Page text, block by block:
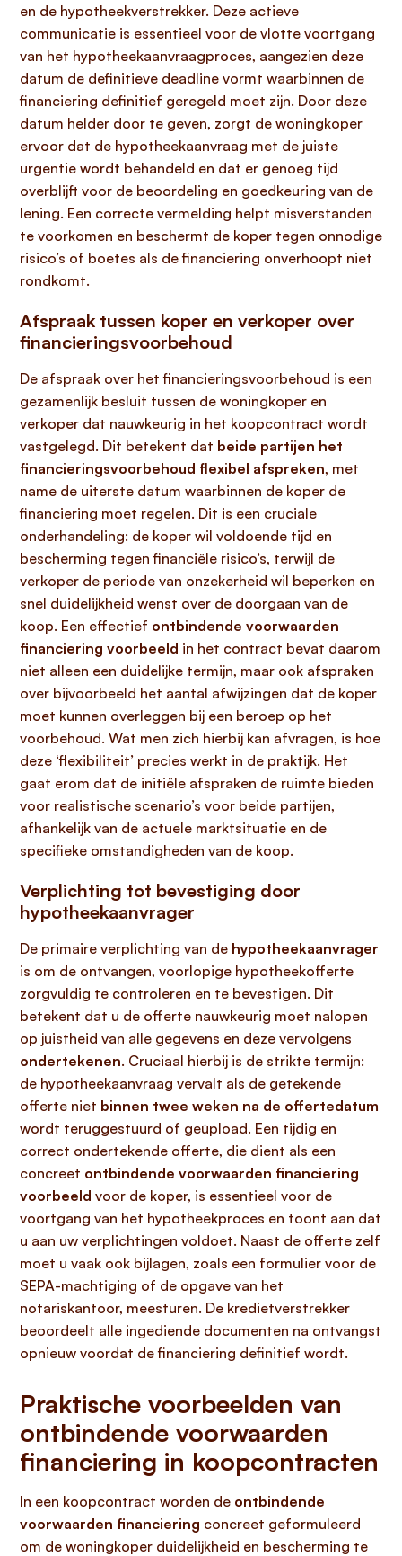
en de hypotheekverstrekker. Deze actieve
communicatie is essentieel voor de vlotte voortgang
van het hypotheekaanvraagproces, aangezien deze
datum de definitieve deadline vormt waarbinnen de
financiering definitief geregeld moet zijn. Door deze
datum helder door te geven, zorgt de woningkoper
ervoor dat de hypotheekaanvraag met de juiste
urgentie wordt behandeld en dat er genoeg tijd
overblijft voor de beoordeling en goedkeuring van de
lening. Een correcte vermelding helpt misverstanden
te voorkomen en beschermt de koper tegen onnodige
risico’s of boetes als de financiering onverhoopt niet
rondkomt.
Afspraak tussen koper en verkoper over
financieringsvoorbehoud
De afspraak over het financieringsvoorbehoud is een
gezamenlijk besluit tussen de woningkoper en
verkoper dat nauwkeurig in het koopcontract wordt
vastgelegd. Dit betekent dat beide partijen het
financieringsvoorbehoud flexibel afspreken, met
name de uiterste datum waarbinnen de koper de
financiering moet regelen. Dit is een cruciale
onderhandeling: de koper wil voldoende tijd en
bescherming tegen financiële risico’s, terwijl de
verkoper de periode van onzekerheid wil beperken en
snel duidelijkheid wenst over de doorgaan van de
koop. Een effectief ontbindende voorwaarden
financiering voorbeeld in het contract bevat daarom
niet alleen een duidelijke termijn, maar ook afspraken
over bijvoorbeeld het aantal afwijzingen dat de koper
moet kunnen overleggen bij een beroep op het
voorbehoud. Wat men zich hierbij kan afvragen, is hoe
deze ‘flexibiliteit’ precies werkt in de praktijk. Het
gaat erom dat de initiële afspraken de ruimte bieden
voor realistische scenario’s voor beide partijen,
afhankelijk van de actuele marktsituatie en de
specifieke omstandigheden van de koop.
Verplichting tot bevestiging door
hypotheekaanvrager
De primaire verplichting van de hypotheekaanvrager
is om de ontvangen, voorlopige hypotheekofferte
zorgvuldig te controleren en te bevestigen. Dit
betekent dat u de offerte nauwkeurig moet nalopen
op juistheid van alle gegevens en deze vervolgens
ondertekenen. Cruciaal hierbij is de strikte termijn:
de hypotheekaanvraag vervalt als de getekende
offerte niet binnen twee weken na de offertedatum
wordt teruggestuurd of geüpload. Een tijdig en
correct ondertekende offerte, die dient als een
concreet ontbindende voorwaarden financiering
voorbeeld voor de koper, is essentieel voor de
voortgang van het hypotheekproces en toont aan dat
u aan uw verplichtingen voldoet. Naast de offerte zelf
moet u vaak ook bijlagen, zoals een formulier voor de
SEPA-machtiging of de opgave van het
notariskantoor, meesturen. De kredietverstrekker
beoordeelt alle ingediende documenten na ontvangst
opnieuw voordat de financiering definitief wordt.
Praktische voorbeelden van
ontbindende voorwaarden
financiering in koopcontracten
In een koopcontract worden de ontbindende
voorwaarden financiering concreet geformuleerd
om de woningkoper duidelijkheid en bescherming te